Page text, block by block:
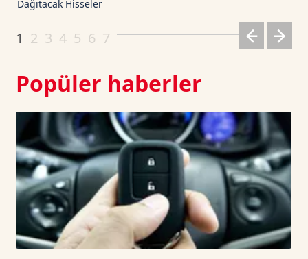
Dağıtacak Hisseler
1 2 3 4 5 6 7
Popüler haberler